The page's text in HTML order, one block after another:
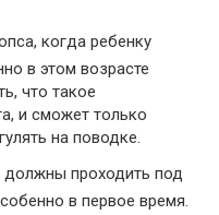
когда ребенку
в этом возрасте
что такое
и сможет только
на поводке.
проходить под
в первое время.